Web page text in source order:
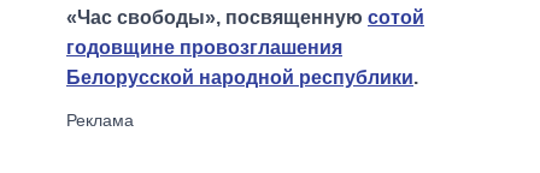
«Час свободы», посвященную сотой
годовщине провозглашения
Белорусской народной республики.